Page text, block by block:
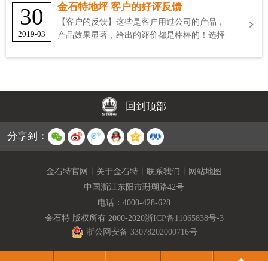
30
2019-03
金石特地坪 客户的好评反馈
【客户的反馈】这些是客户用过公司的产品，
产品效果显著，给出的评价都是棒棒的！选择
回到顶部
分享到：
金石特官网 关于金石特 联系我们
网站地图
中国浙江东阳市珊瑚路42号
电话： 4000-428-628
金石特 版权所有 2000-2020浙ICP备11065838号-3
浙公网安备 33078202000716号